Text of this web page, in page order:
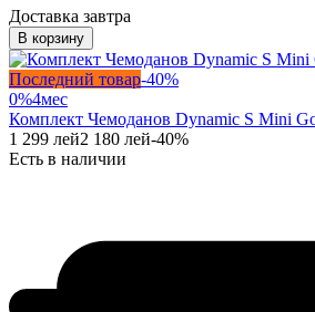
Доставка завтра
В корзину
Последний товар-40%
0%4мес
Комплект Чемоданов Dynamic S Mini
1 299 лей2 180 лей-40%
Есть в наличии